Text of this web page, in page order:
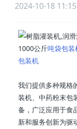
2024-10-18
1000公斤吨袋包装
包装机
我们提供多种规格
装机、中药粉末包
备，广泛应用于食
新和服务创新为驱